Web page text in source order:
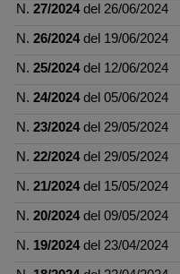
N. 27/2024del 26/06/2024
N. 26/2024del 19/06/2024
N. 25/2024del 12/06/2024
N. 24/2024del 05/06/2024
N. 23/2024del 29/05/2024
N. 22/2024del 29/05/2024
N. 21/2024del 15/05/2024
N. 20/2024del 09/05/2024
N. 19/2024del 23/04/2024